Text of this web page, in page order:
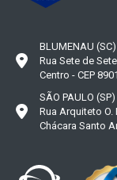
BLUMENAU (SC)
Rua Sete de
Centro - CEP
SÃO PAULO (SP)
Rua Arquiteto O.
Chácara Santo